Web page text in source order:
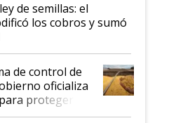
de semillas: el
los cobros y sumó
de control de
oficializa
proteger la